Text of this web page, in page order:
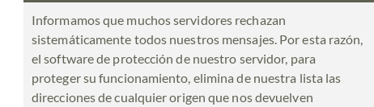
Informamos que muchos servidores rechazan
sistemáticamente todos nuestros mensajes. Por esta razón,
el software de protección de nuestro servidor, para
proteger su funcionamiento, elimina de nuestra lista las
direcciones de cualquier origen que nos devuelven